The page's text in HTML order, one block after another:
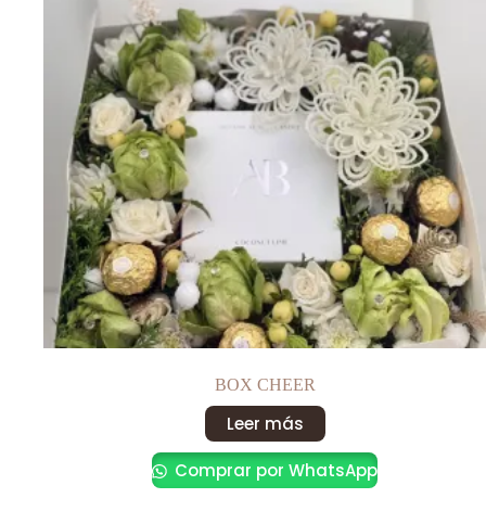
elegir
en
la
página
de
producto
BOX CHEER
Leer más
Comprar por WhatsApp